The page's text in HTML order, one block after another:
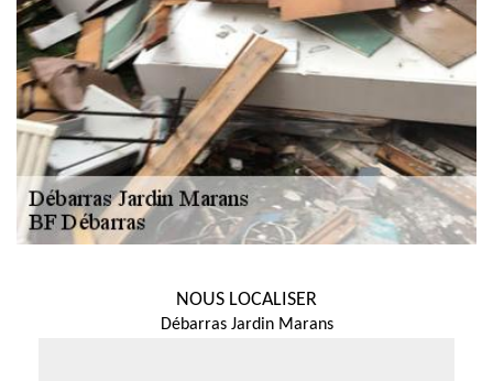
NOUS LOCALISER
Débarras Jardin Marans